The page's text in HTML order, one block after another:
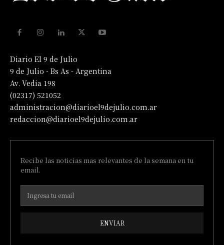
Diario El 9 de Julio
9 de Julio - Bs As - Argentina
Av. Vedia 198
(02317) 521052
administracion@diarioel9dejulio.com.ar
redaccion@diarioel9dejulio.com.ar
Recibe las noticias mas relevantes de la semana en tu
email.
ENVIAR